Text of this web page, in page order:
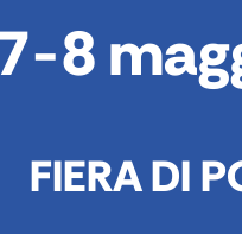
8
FIERA DI